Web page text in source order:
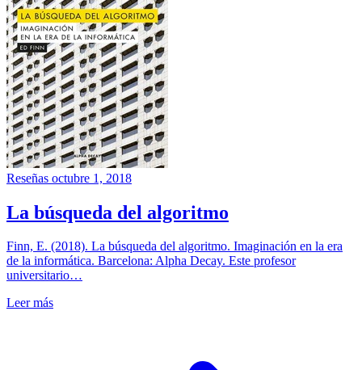
Reseñas octubre 1, 2018
La búsqueda del algoritmo
Finn, E. (2018). La búsqueda del algoritmo. Imaginación en la era
de la informática. Barcelona: Alpha Decay. Este profesor
universitario…
Leer más